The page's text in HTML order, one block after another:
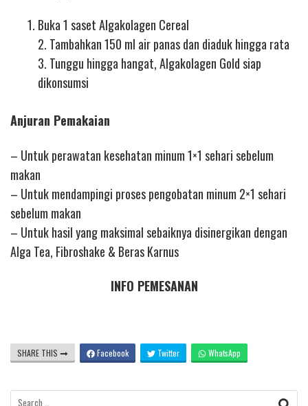
Buka 1 saset Algakolagen Cereal
2. Tambahkan 150 ml air panas dan diaduk hingga rata
3. Tunggu hingga hangat, Algakolagen Gold siap
dikonsumsi
Anjuran Pemakaian
– Untuk perawatan kesehatan minum 1×1 sehari sebelum
makan
– Untuk mendampingi proses pengobatan minum 2×1 sehari
sebelum makan
– Untuk hasil yang maksimal sebaiknya disinergikan dengan
Alga Tea, Fibroshake & Beras Karnus
INFO PEMESANAN
SHARE THIS Facebook Twitter WhatsApp
Search